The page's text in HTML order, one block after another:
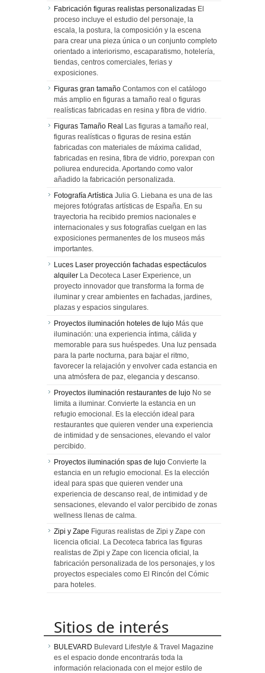
Fabricación figuras realistas personalizadas El
proceso incluye el estudio del personaje, la
escala, la postura, la composición y la escena
para crear una pieza única o un conjunto completo
orientado a interiorismo, escaparatismo, hotelería,
tiendas, centros comerciales, ferias y
exposiciones.
Figuras gran tamaño Contamos con el catálogo
más amplio en figuras a tamaño real o figuras
realísticas fabricadas en resina y fibra de vidrio.
Figuras Tamaño Real Las figuras a tamaño real,
figuras realísticas o figuras de resina están
fabricadas con materiales de máxima calidad,
fabricadas en resina, fibra de vidrio, porexpan con
poliurea endurecida. Aportando como valor
añadido la fabricación personalizada.
Fotografía Artística Julia G. Liebana es una de las
mejores fotógrafas artísticas de España. En su
trayectoria ha recibido premios nacionales e
internacionales y sus fotografías cuelgan en las
exposiciones permanentes de los museos más
importantes.
Luces Laser proyección fachadas espectáculos
alquiler La Decoteca Laser Experience, un
proyecto innovador que transforma la forma de
iluminar y crear ambientes en fachadas, jardines,
plazas y espacios singulares.
Proyectos iluminación hoteles de lujo Más que
iluminación: una experiencia íntima, cálida y
memorable para sus huéspedes. Una luz pensada
para la parte nocturna, para bajar el ritmo,
favorecer la relajación y envolver cada estancia en
una atmósfera de paz, elegancia y descanso.
Proyectos iluminación restaurantes de lujo No se
limita a iluminar. Convierte la estancia en un
refugio emocional. Es la elección ideal para
restaurantes que quieren vender una experiencia
de intimidad y de sensaciones, elevando el valor
percibido.
Proyectos iluminación spas de lujo Convierte la
estancia en un refugio emocional. Es la elección
ideal para spas que quieren vender una
experiencia de descanso real, de intimidad y de
sensaciones, elevando el valor percibido de zonas
wellness llenas de calma.
Zipi y Zape Figuras realistas de Zipi y Zape con
licencia oficial. La Decoteca fabrica las figuras
realistas de Zipi y Zape con licencia oficial, la
fabricación personalizada de los personajes, y los
proyectos especiales como El Rincón del Cómic
para hoteles.
Sitios de interés
BULEVARD Bulevard Lifestyle & Travel Magazine
es el espacio donde encontrarás toda la
información relacionada con el mejor estilo de